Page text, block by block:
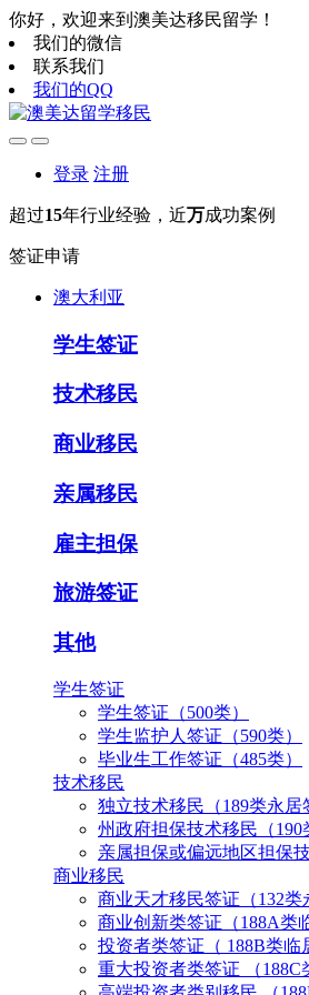
你好，欢迎来到澳美达移民留学！
我们的微信
联系我们
我们的QQ
登录 注册
超过15年行业经验，近万成功案例
签证申请
澳大利亚
学生签证
技术移民
商业移民
亲属移民
雇主担保
旅游签证
其他
学生签证
学生签证（500类）
学生监护人签证（590类）
毕业生工作签证（485类）
技术移民
独立技术移民（189类永居
州政府担保技术移民（190
亲属担保或偏远地区担保
商业移民
商业天才移民签证（132类
商业创新类签证（188A类
投资者类签证（ 188B类临
重大投资者类签证 （188C